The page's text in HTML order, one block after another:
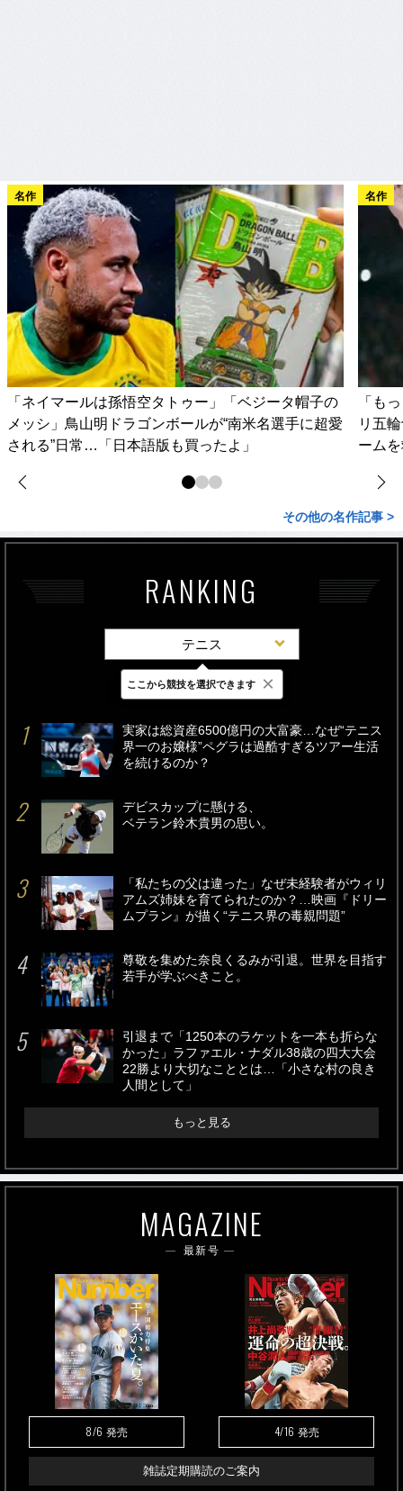
名作
「ネイマールは孫悟空タトゥー」「ベジータ帽子の
メッシ」鳥山明ドラゴンボールが“南米名選手に超愛
される”日常…「日本語版も買ったよ」
名作
「も
リ五
ーム
その他の名作記事 >
RANKING
テニス
最新 24時間 週間
実家は総資産6500億円の大富豪…なぜ“テニス
界一のお嬢様”ペグラは過酷すぎるツアー生活
を続けるのか？
デビスカップに懸ける、
ベテラン鈴木貴男の思い。
「私たちの父は違った」なぜ未経験者がウィリ
アムズ姉妹を育てられたのか？…映画『ドリー
ムプラン』が描く“テニス界の毒親問題”
尊敬を集めた奈良くるみが引退。世界を目指す
若手が学ぶべきこと。
引退まで「1250本のラケットを一本も折らな
かった」ラファエル・ナダル38歳の四大大会
22勝より大切なこととは…「小さな村の良き
人間として」
もっと見る
MAGAZINE
最新号
8/6 発売 4/16 発売
雑誌定期購読のご案内
ここから競技を選択できます ×